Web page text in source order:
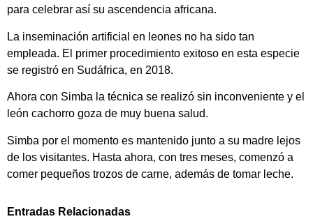
para celebrar así su ascendencia africana.
La inseminación artificial en leones no ha sido tan
empleada. El primer procedimiento exitoso en esta especie
se registró en Sudáfrica, en 2018.
Ahora con Simba la técnica se realizó sin inconveniente y el
león cachorro goza de muy buena salud.
Simba por el momento es mantenido junto a su madre lejos
de los visitantes. Hasta ahora, con tres meses, comenzó a
comer pequeños trozos de carne, además de tomar leche.
Entradas Relacionadas